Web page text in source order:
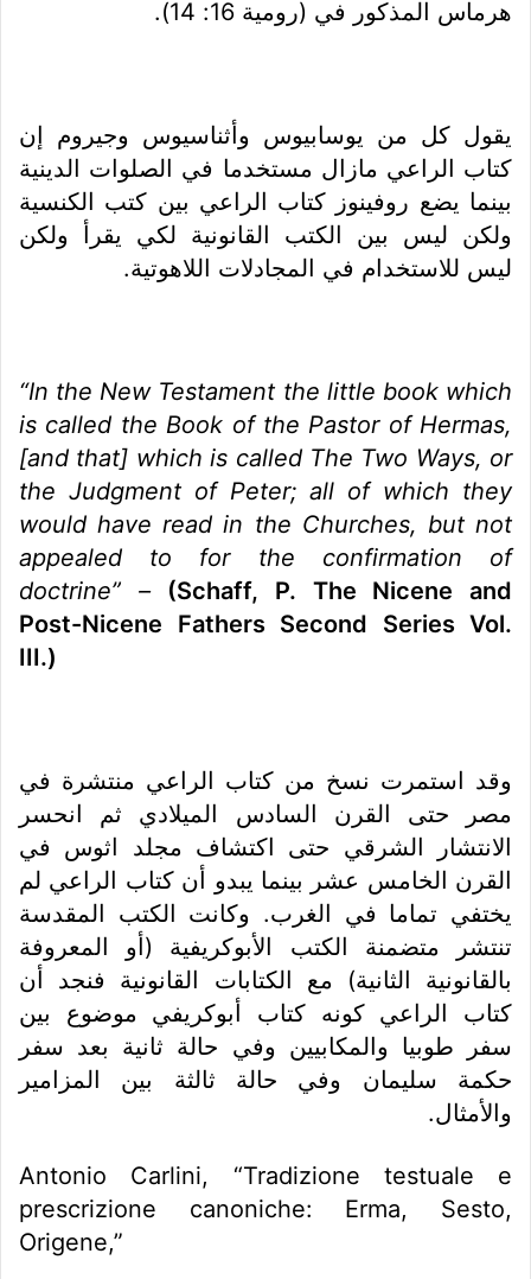
هرماس المذكور في (رومية 16: 14).
يقول كل من يوسابيوس وأثناسيوس وجيروم إن
كتاب الراعي مازال مستخدما في الصلوات الدينية
بينما يضع روفينوز كتاب الراعي بين كتب الكنسية
ولكن ليس بين الكتب القانونية لكي يقرأ ولكن
ليس للاستخدام في المجادلات اللاهوتية.
“In the New Testament the little book which
is called the Book of the Pastor of Hermas,
[and that] which is called The Two Ways, or
the Judgment of Peter; all of which they
would have read in the Churches, but not
appealed to for the confirmation of
doctrine” – (Schaff, P. The Nicene and
Post-Nicene Fathers Second Series Vol.
III.)
وقد استمرت نسخ من كتاب الراعي منتشرة في
مصر حتى القرن السادس الميلادي ثم انحسر
الانتشار الشرقي حتى اكتشاف مجلد اثوس في
القرن الخامس عشر بينما يبدو أن كتاب الراعي لم
يختفي تماما في الغرب. وكانت الكتب المقدسة
تنتشر متضمنة الكتب الأبوكريفية (أو المعروفة
بالقانونية الثانية) مع الكتابات القانونية فنجد أن
كتاب الراعي كونه كتاب أبوكريفي موضوع بين
سفر طوبيا والمكابيين وفي حالة ثانية بعد سفر
حكمة سليمان وفي حالة ثالثة بين المزامير
والأمثال.
Antonio Carlini, “Tradizione testuale e
prescrizione canoniche: Erma, Sesto,
Origene,”